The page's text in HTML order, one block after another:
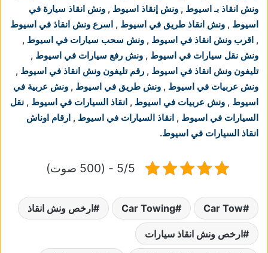
ونش انقاذ بـ اسيوط , ونش إنقاذ اسيوط , ونش انقاذ سيارة في
اسيوط , ونش انقاذ طريق في اسيوط , اسرع ونش انقاذ في اسيوط
, اقرب ونش انقاذ في اسيوط , ونش سحب سيارات في اسيوط ,
ونش نقل سيارات في اسيوط , ونش رفع سيارات في اسيوط ,
تليفون ونش انقاذ في اسيوط , رقم تليفون ونش انقاذ في اسيوط ,
ونش عربيات في اسيوط , ونش طريق في اسيوط , ونش عربية في
اسيوط , ونش عربيات في اسيوط , انقاذ السيارات في اسيوط , نقل
السيارات في اسيوط , انقاذ السيارات في اسيوط , ارقام اوناش
انقاذ السيارات في اسيوط.
5/5 - (500 صوت)
Car Tow
Car Towing ارخص ونش انقاذ
ارخص ونش انقاذ سيارات